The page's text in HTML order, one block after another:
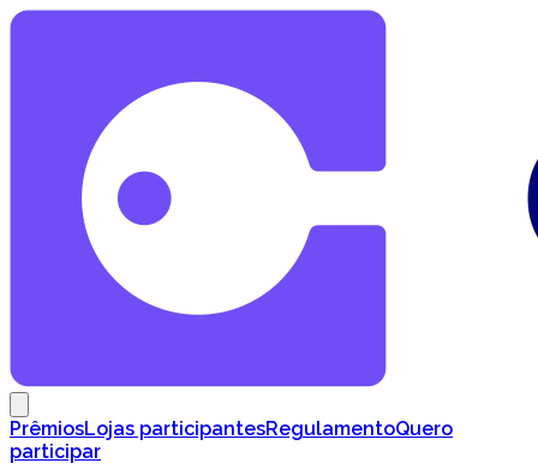
PrêmiosLojas participantesRegulamentoQuero
participar